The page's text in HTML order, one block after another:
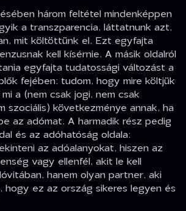
három feltétel mindenképpen
a transzparencia, láttatnunk azt,
mit költöttünk el. Ezt egyfajta
kell kísérnie. A másik oldalról
egyfajta tudatossági változást a
fejében: tudom, hogy mire költjük
a (nem csak jogi, nem csak
szociális) következménye annak, ha
az adómat. A harmadik rész pedig
és az adóhatóság oldala:
az adóalanyokat, hiszen az
vagy ellenfél, akit le kell
hanem olyan partner, aki
hogy ez az ország sikeres legyen és